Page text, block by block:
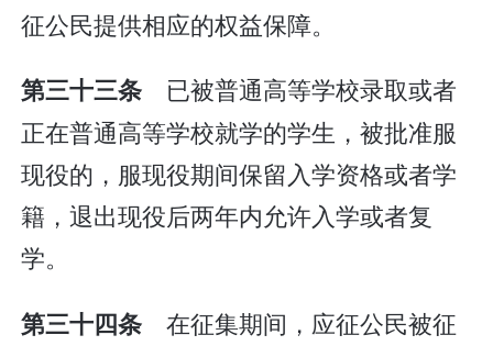
征公民提供相应的权益保障。
第三十三条 已被普通高等学校录取或者
正在普通高等学校就学的学生，被批准服
现役的，服现役期间保留入学资格或者学
籍，退出现役后两年内允许入学或者复
学。
第三十四条 在征集期间，应征公民被征